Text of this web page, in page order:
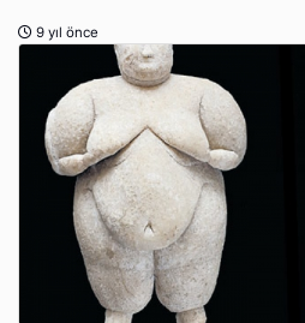
9 yıl önce